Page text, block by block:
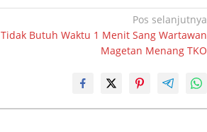
Pos selanjutnya
Tidak Butuh Waktu 1 Menit Sang Wartawan
Magetan Menang TKO